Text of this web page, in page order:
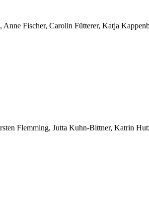
Fischer, Carolin Fütterer, Katja
Flemming, Jutta Kuhn-Bittner, Katrin